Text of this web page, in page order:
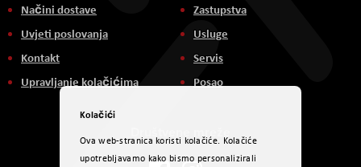
Načini dostave
Uvjeti poslovanja
Kontakt
Upravljanje kolačićima
Zastupstva
Usluge
Servis
Posao
Društvene mreže
Kolačići
Ova web-stranica koristi kolačiće. Kolačiće
upotrebljavamo kako bismo personalizirali